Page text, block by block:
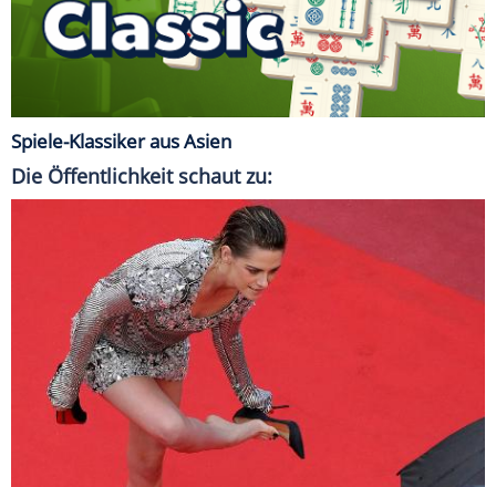
Spiele-Klassiker aus Asien
Die Öffentlichkeit schaut zu: